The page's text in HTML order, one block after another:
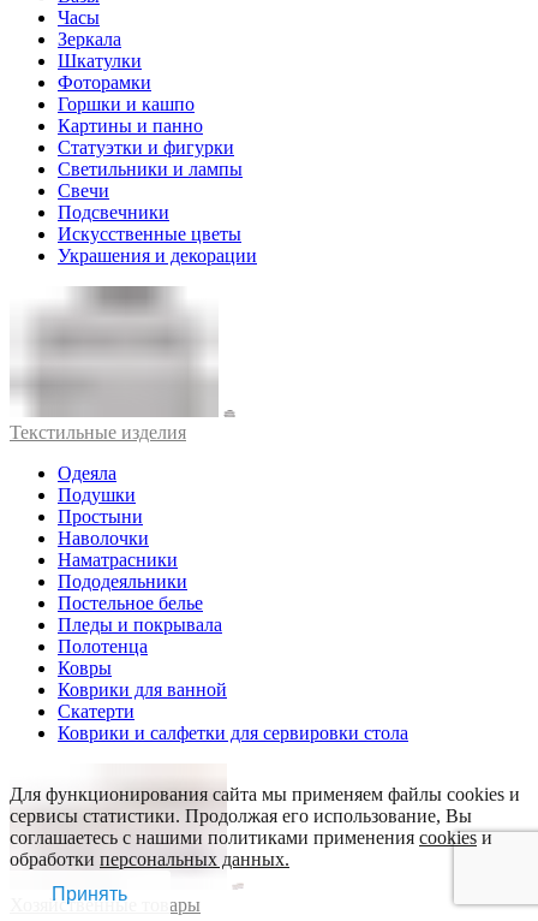
Часы
Зеркала
Шкатулки
Фоторамки
Горшки и кашпо
Картины и панно
Статуэтки и фигурки
Светильники и лампы
Свечи
Подсвечники
Искусственные цветы
Украшения и декорации
Текстильные изделия
Одеяла
Подушки
Простыни
Наволочки
Наматрасники
Пододеяльники
Постельное белье
Пледы и покрывала
Полотенца
Ковры
Коврики для ванной
Скатерти
Коврики и салфетки для сервировки стола
Хозяйственные товары
Для функционирования сайта мы применяем файлы cookies и
сервисы статистики. Продолжая его использование, Вы
соглашаетесь с нашими политиками применения cookiesи
обработки персональных данных.
Принять